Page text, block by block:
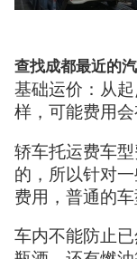
查找成都最近的
基础运价：从
样，可能费用会
轿车托运费车
的，所以针对
费用，普通的车
车内不能防止